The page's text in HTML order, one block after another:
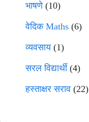
भाषणे(10)
वेदिक Maths (6)
व्यवसाय(1)
सरल विद्यार्थी(4)
हस्ताक्षर सराव (22)